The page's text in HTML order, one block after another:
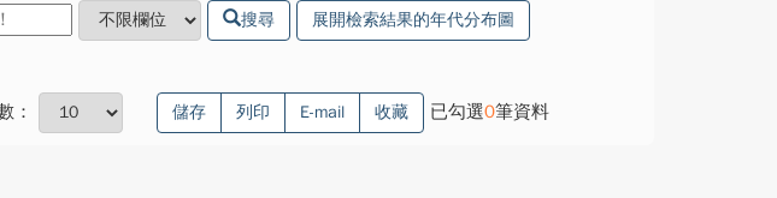
搜尋 展開檢索結果的年代分布圖
： 儲存 列印 E-mail 收藏 已勾選0筆資料